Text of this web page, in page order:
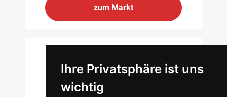
Ihre Privatsphäre ist uns
wichtig
zum Markt
LÜNEBURG